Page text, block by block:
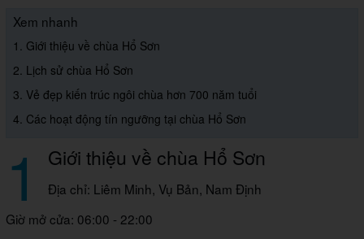
Xem nhanh
1. Giới thiệu về chùa Hổ Sơn
2. Lịch sử chùa Hổ Sơn
3. Vẻ đẹp kiến trúc ngôi chùa hơn 700 năm tuổi
4. Các hoạt động tín ngưỡng tại chùa Hổ Sơn
1 Giới thiệu về chùa Hổ Sơn
Địa chỉ: Liêm Minh, Vụ Bản, Nam Định
Giờ mở cửa: 06:00 - 22:00